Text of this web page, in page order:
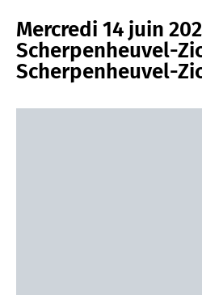
Mercredi 14 juin
Scherpenheuvel-
Scherpenheuvel-